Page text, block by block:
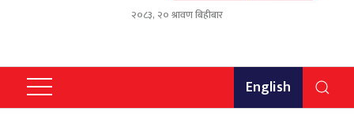
२०८३, २० श्रावण बिहीबार
English